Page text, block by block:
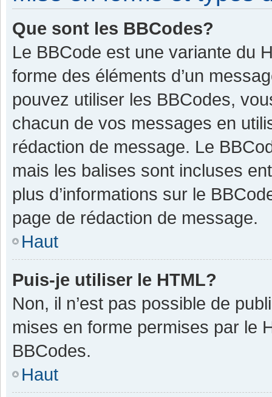
Que sont les BBCodes?
Le BBCode est une variante du
forme des éléments d’un
pouvez utiliser les BBCodes,
chacun de vos messages en
rédaction de message. Le
mais les balises sont incluses
plus d’informations sur le
page de rédaction de message.
Haut
Puis-je utiliser le HTML?
Non, il n’est pas possible de
mises en forme permises par le
BBCodes.
Haut